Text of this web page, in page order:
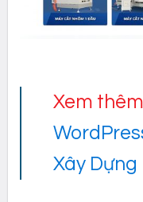
Xem
Xây Dựng